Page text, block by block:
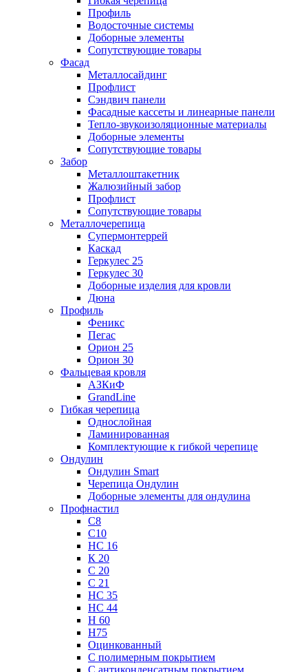
Профиль
Водосточные системы
Доборные элементы
Сопутствующие товары
Фасад
Металлосайдинг
Профлист
Сэндвич панели
Фасадные кассеты и линеарные панели
Тепло-звукоизоляционные материалы
Доборные элементы
Сопутствующие товары
Забор
Металлоштакетник
Жалюзийный забор
Профлист
Сопутствующие товары
Металлочерепица
Супермонтеррей
Каскад
Геркулес 25
Геркулес 30
Доборные изделия для кровли
Дюна
Профиль
Феникс
Пегас
Орион 25
Орион 30
Фальцевая кровля
АЗКиФ
GrandLine
Гибкая черепица
Однослойная
Ламинированная
Комплектующие к гибкой черепице
Ондулин
Ондулин Smart
Черепица Ондулин
Доборные элементы для ондулина
Профнастил
С8
С10
НС 16
К 20
С 20
С 21
НС 35
НС 44
Н 60
Н75
Оцинкованный
С полимерным покрытием
С антиконденсатным покрытием